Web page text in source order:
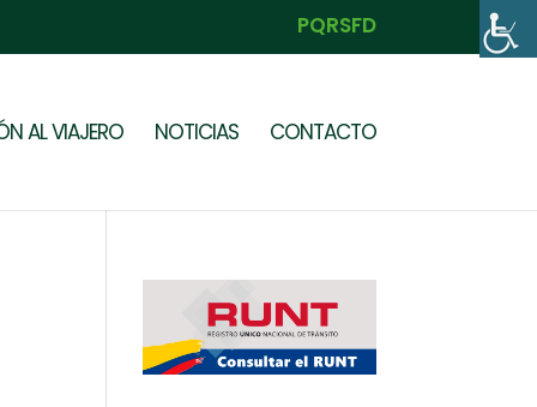
PQRSFD
AL VIAJERO NOTICIAS CONTACTO